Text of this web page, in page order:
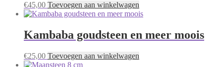
€45,00 Toevoegen aan winkelwagen
Kambaba goudsteen en meer moois
€25,00 Toevoegen aan winkelwagen